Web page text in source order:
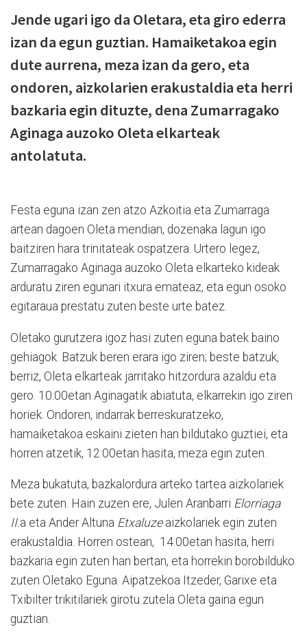
Jende ugari igo da Oletara, eta giro ederra
izan da egun guztian. Hamaiketakoa egin
dute aurrena, meza izan da gero, eta
ondoren, aizkolarien erakustaldia eta herri
bazkaria egin dituzte, dena Zumarragako
Aginaga auzoko Oleta elkarteak
antolatuta.
Festa eguna izan zen atzo Azkoitia eta Zumarraga
artean dagoen Oleta mendian, dozenaka lagun igo
baitziren hara trinitateak ospatzera. Urtero legez,
Zumarragako Aginaga auzoko Oleta elkarteko kideak
arduratu ziren egunari itxura emateaz, eta egun osoko
egitaraua prestatu zuten beste urte batez.
Oletako gurutzera igoz hasi zuten eguna batek baino
gehiagok. Batzuk beren erara igo ziren; beste batzuk,
berriz, Oleta elkarteak jarritako hitzordura azaldu eta
gero. 10:00etan Aginagatik abiatuta, elkarrekin igo ziren
horiek. Ondoren, indarrak berreskuratzeko,
hamaiketakoa eskaini zieten han bildutako guztiei, eta
horren atzetik, 12:00etan hasita, meza egin zuten.
Meza bukatuta, bazkalordura arteko tartea aizkolariek
bete zuten. Hain zuzen ere, Julen Aranbarri Elorriaga
II.a eta Ander Altuna Etxaluzeaizkolariek egin zuten
erakustaldia. Horren ostean, 14:00etan hasita, herri
bazkaria egin zuten han bertan, eta horrekin borobilduko
zuten Oletako Eguna. Aipatzekoa Itzeder, Garixe eta
Txibilter trikitilariek girotu zutela Oleta gaina egun
guztian.